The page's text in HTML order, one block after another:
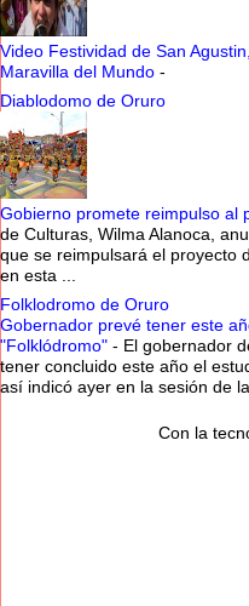
Video Festividad de San
Maravilla del Mundo -
Diablodomo de Oruro
Gobierno promete reimpulso al
de Culturas, Wilma Alanoca,
que se reimpulsará el proyecto
en esta ...
Folklodromo de Oruro
Gobernador prevé tener este
"Folklódromo" - El gobernador
tener concluido este año el
así indicó ayer en la sesión de
Con la